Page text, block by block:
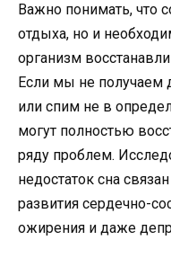
Важно понимать, что
отдыха, но и
организм
Если мы не получаем
или спим не в
могут полностью
ряду проблем.
недостаток сна
развития сердечно-
ожирения и даже